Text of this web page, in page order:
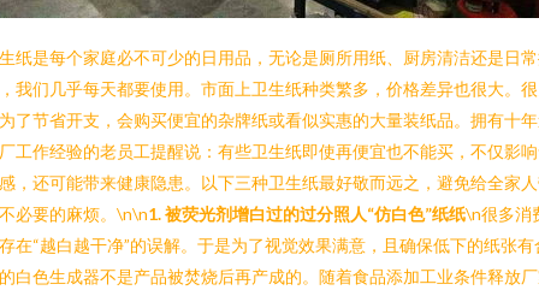
纸是每个家庭必不可少的日用品，无论是厕所用纸、厨房清洁还是日
我们几乎每天都要使用。市面上卫生纸种类繁多，价格差异也很大。
了节省开支，会购买便宜的杂牌纸或看似实惠的大量装纸品。拥有十
工作经验的老员工提醒说：有些卫生纸即使再便宜也不能买，不仅影
，还可能带来健康隐患。以下三种卫生纸最好敬而远之，避免给全家
必要的麻烦。\n\n1. 被荧光剂增白过的过分照人“仿白色”纸纸\n很多消
在“越白越干净”的误解。于是为了视觉效果满意，且确保低下的纸张有
白色生成器不是产品被焚烧后再产成的。随着食品添加工业条件释放